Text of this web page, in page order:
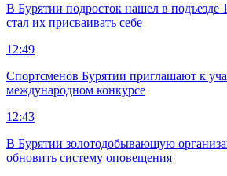
В Бурятии подросток нашел в подъезде
стал их присваивать себе
12:49
Спортсменов Бурятии приглашают к
международном конкурсе
12:43
В Бурятии золотодобывающую
обновить систему оповещения